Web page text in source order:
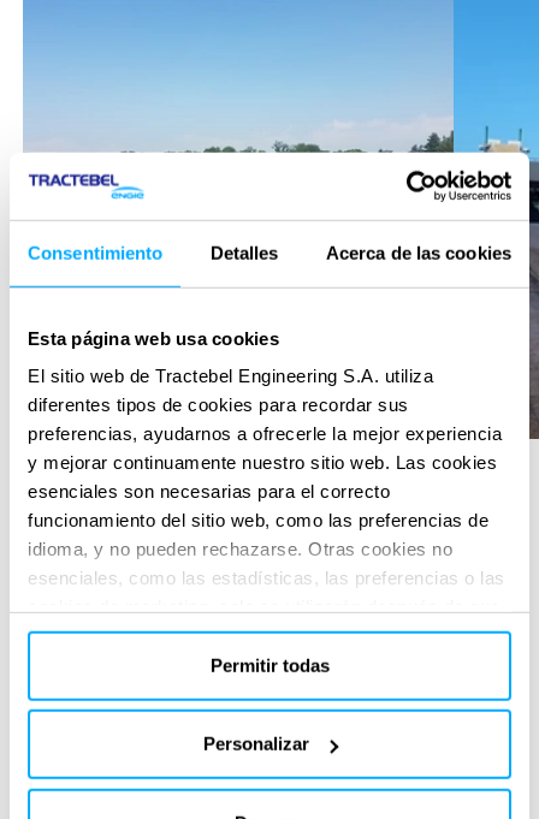
Consentimiento Detalles Acerca de las cookies
Esta página web usa cookies
El sitio web de Tractebel Engineering S.A. utiliza
diferentes tipos de cookies para recordar sus
preferencias, ayudarnos a ofrecerle la mejor experiencia
y mejorar continuamente nuestro sitio web. Las cookies
esenciales son necesarias para el correcto
funcionamiento del sitio web, como las preferencias de
idioma, y no pueden rechazarse. Otras cookies no
esenciales, como las estadísticas, las preferencias o las
haya hecho clic en «Aceptar todo». Para obtener más
información, lea nuestra política de cookies en la sección
«Acerca de» y en la parte inferior de nuestro sitio web.
Permitir todas
Personalizar
SERVICIOS PRESTADOS
Basic design